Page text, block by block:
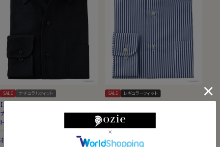
SALE ナチュラルフィット
【メンズ・ドレスシャツ・ワイシャツ】
ナチュラルフィット・プレミアムコッ
トン・からみ織り・イタリアンカラ
ー・ボタンダウン・スキッパー・第一
ボタン無し・SALE
SALE レギュラーフィット
レギュラーフィット・クールマック
ス・オールシーズン・ドライ・形態安
定・ブロード・スタンドカラー・
SALE